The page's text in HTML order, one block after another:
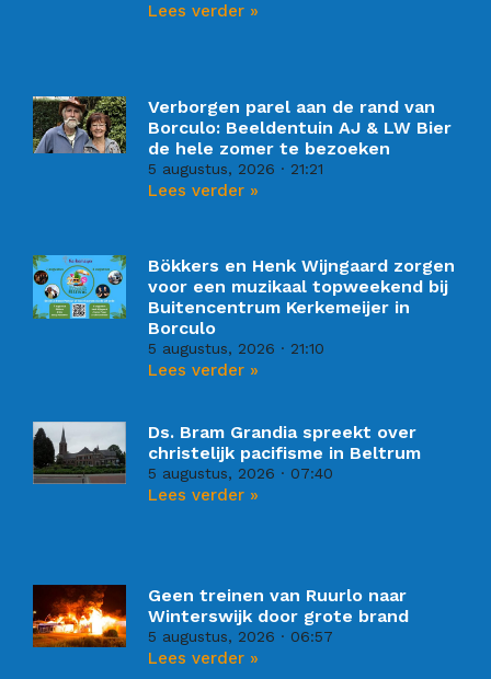
Lees verder »
Verborgen parel aan de rand van
Borculo: Beeldentuin AJ & LW Bier
de hele zomer te bezoeken
5 augustus, 2026 21:21
Lees verder »
Bökkers en Henk Wijngaard zorgen
voor een muzikaal topweekend bij
Buitencentrum Kerkemeijer in
Borculo
5 augustus, 2026 21:10
Lees verder »
Ds. Bram Grandia spreekt over
christelijk pacifisme in Beltrum
5 augustus, 2026 07:40
Lees verder »
Geen treinen van Ruurlo naar
Winterswijk door grote brand
5 augustus, 2026 06:57
Lees verder »